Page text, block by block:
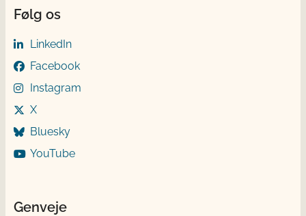
Følg os
LinkedIn
Facebook
Instagram
X
Bluesky
YouTube
Genveje